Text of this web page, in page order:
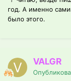
год. А именно
было этого.
VALGR